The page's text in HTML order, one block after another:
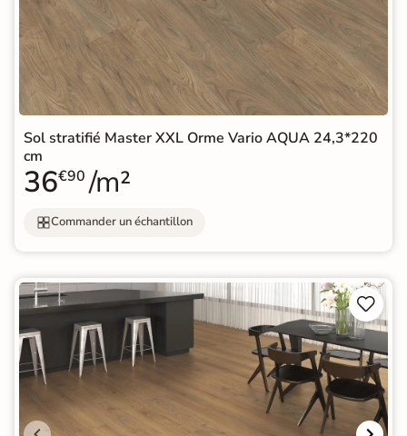
Sol stratifié Master XXL Orme Vario AQUA 24,3*220
cm
36€90 /m²
Commander un échantillon

